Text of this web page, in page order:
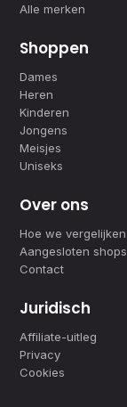
Alle merken
Shoppen
Dames
Heren
Kinderen
Jongens
Meisjes
Uniseks
Over ons
Hoe we vergelijken
Aangesloten shops
Contact
Juridisch
Affiliate-uitleg
Privacy
Cookies